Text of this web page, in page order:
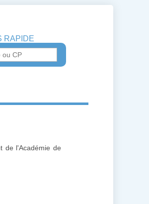
RAPIDE
de l'Académie de